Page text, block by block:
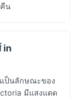
น
in
เป็นลักษณะของ
มีแสงแดด